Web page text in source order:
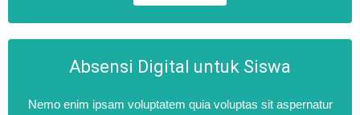
Absensi Digital untuk Siswa
Nemo enim ipsam voluptatem quia voluptas sit aspernatur